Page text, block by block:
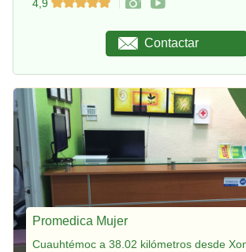
4,9
Contactar
Promedica Mujer
Cuauhtémoc a 38.02 kilómetros desde